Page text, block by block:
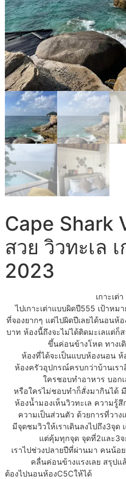
Cape Shark
สวย วิวทะเล เ
2023
เกาะเต่า
ไปเกาะเต่าแบบผิดปี555 เป้าหม
ที่จองยากๆ แต่ไปผิดปีเลยได้นอนห้
บาท ห้องนี้ถึงจะไม่ได้ติดมะเลแต่ก็
ขึ้นค่อนข้างโหด ทางเ
ห้องที่ได้จะเป็นแบบห้องนอน
ห้องครัวอุปกรณ์ครบกว่าบ้านเรา
ใครชอบทำอาหาร บอก
หรือใครไม่ชอบทำก็สั่งมากินได้ มี
ห้องน้ำมองเห็นวิวทะเล ความรู้
ความเป็นส่วนตัว ด้วยการที่วาง
มีจุดชมวิวให้เราเดินลงไปถึง3จุด
แต่คุ้มทุกจุด จุดที่2และ3จ
เราไปช่วงปลายปีที่ผ่านมา คนน้อ
คลื่นค่อนข้างแรงเลย สรุปแ
ต้องไปนอนห้องC5Cให้ได้